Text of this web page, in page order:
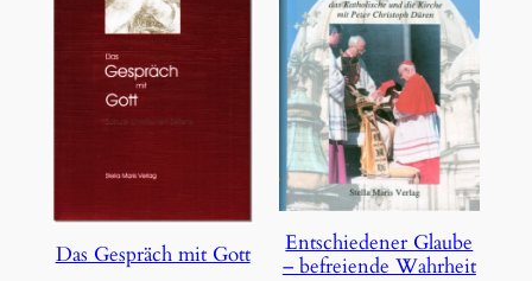
Das Gespräch mit Gott
Entschiedener Glaube
– befreiende Wahrheit